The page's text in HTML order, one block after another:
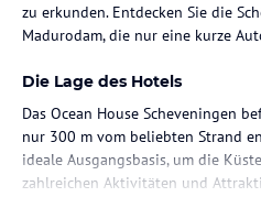
zu erkunden. Entdecken Sie die
Madurodam, die nur eine kurze
Die Lage des Hotels
Das Ocean House Scheveningen
nur 300 m vom beliebten Strand
ideale Ausgangsbasis, um die
zahlreichen Aktivitäten und